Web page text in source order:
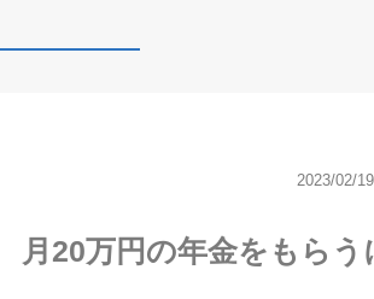
2023/02/19
月20万円の年金をもら